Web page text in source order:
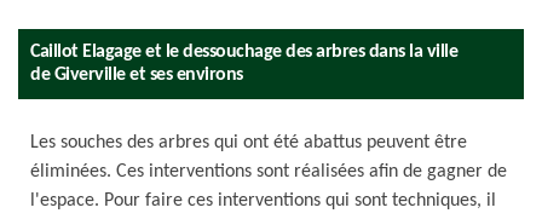
Caillot Elagage et le dessouchage des arbres dans la ville
de Giverville et ses environs
Les souches des arbres qui ont été abattus peuvent être
éliminées. Ces interventions sont réalisées afin de gagner de
l'espace. Pour faire ces interventions qui sont techniques, il